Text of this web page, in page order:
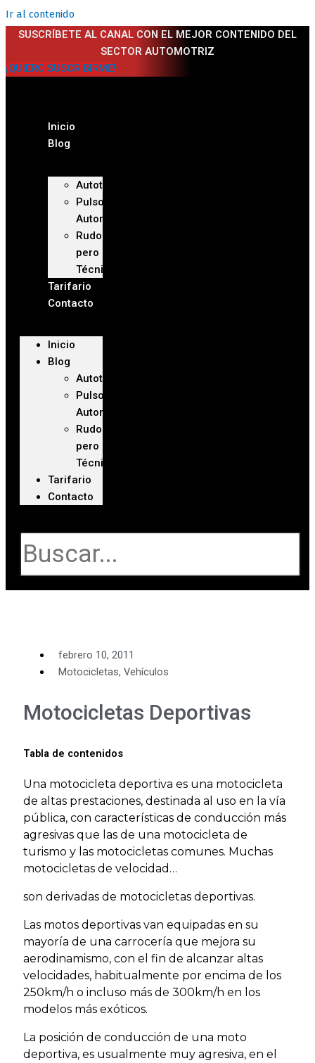
Ir al contenido
SUSCRÍBETE AL CANAL CON EL MEJOR CONTENIDO DEL
SECTOR AUTOMOTRIZ
¡QUIERO SUSCRIBIRME!
Inicio
Blog
Autoteca
Pulso
Automotriz
Rudo
pero
Técnico
Tarifario
Contacto
Inicio
Blog
Autoteca
Pulso
Automotriz
Rudo
pero
Técnico
Tarifario
Contacto
febrero 10, 2011
Motocicletas, Vehículos
Motocicletas Deportivas
Tabla de contenidos
Una motocicleta deportiva es una motocicleta
de altas prestaciones, destinada al uso en la vía
pública, con características de conducción más
agresivas que las de una motocicleta de
turismo y las motocicletas comunes. Muchas
motocicletas de velocidad…
son derivadas de motocicletas deportivas.
Las motos deportivas van equipadas en su
mayoría de una carrocería que mejora su
aerodinamismo, con el fin de alcanzar altas
velocidades, habitualmente por encima de los
250km/h o incluso más de 300km/h en los
modelos más exóticos.
La posición de conducción de una moto
deportiva, es usualmente muy agresiva, en el